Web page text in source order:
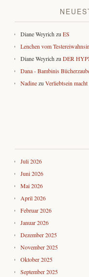
Diane Weyrich zu ES
Lenchen vom
Diane Weyrich zu DER
Dana - Bambinis
Nadinezu Verliebtsein
Juli 2026
Juni 2026
Mai 2026
April 2026
Februar 2026
Januar 2026
Dezember 2025
November 2025
Oktober 2025
September 2025